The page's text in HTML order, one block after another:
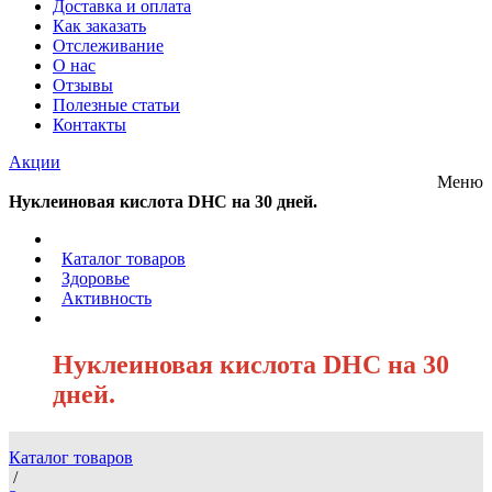
Доставка и оплата
Как заказать
Отслеживание
О нас
Отзывы
Полезные статьи
Контакты
Акции
Меню
Нуклеиновая кислота DHC на 30 дней.
Каталог товаров
Здоровье
Активность
Нуклеиновая кислота DHC на 30
дней.
Каталог товаров
/